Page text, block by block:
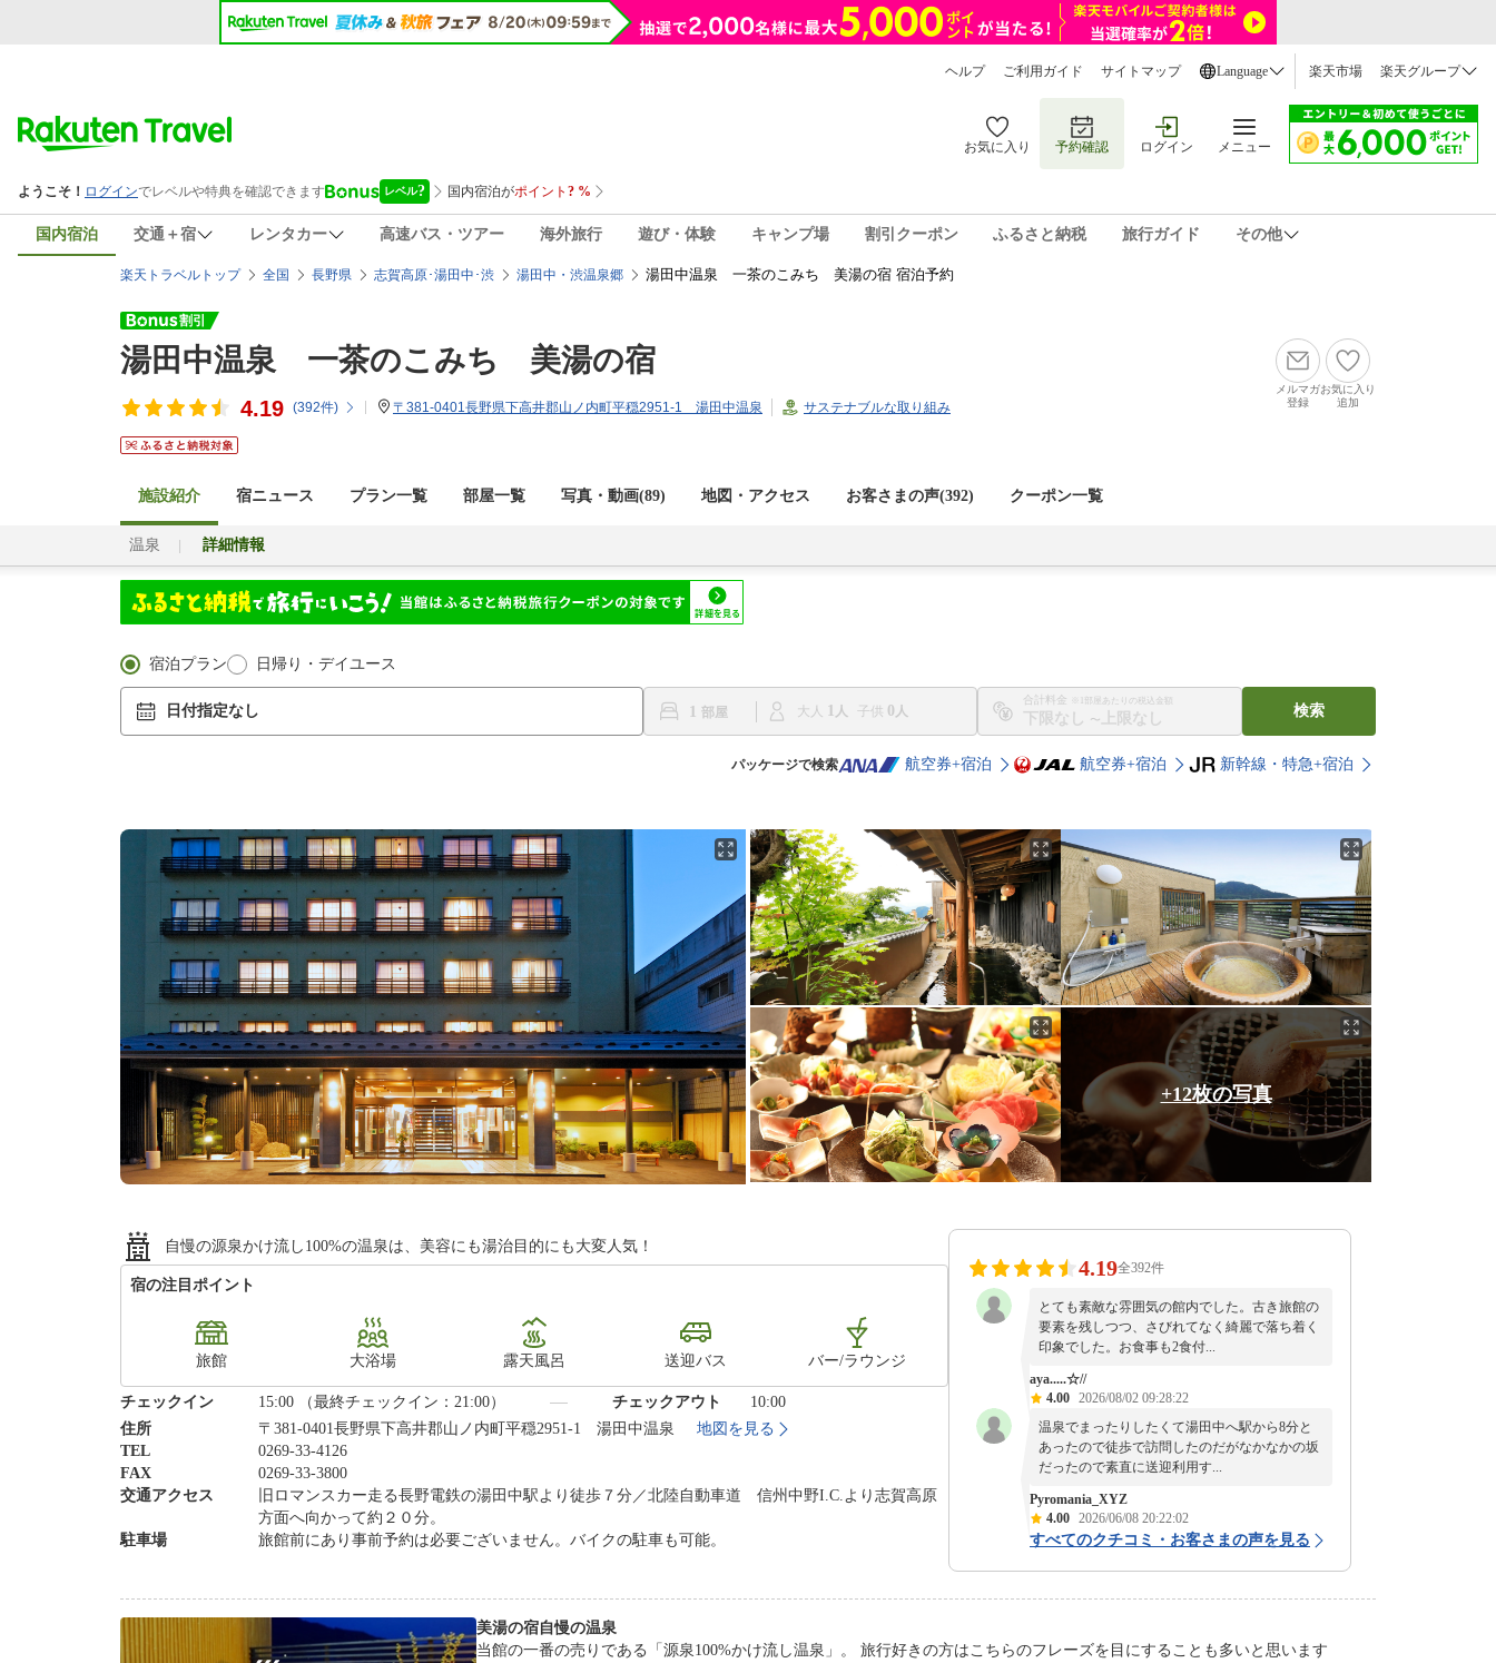
ヘルプ ご利用ガイド サイトマップ Language 楽天市場 楽天グループ
お気に入り 予約確認 ログイン メニュー
国内宿泊 交通＋宿 レンタカー 高速バス・ツアー 海外旅行 遊び・体験 キャンプ場 割引クーポン ふるさと納税 旅行ガイド その他
楽天トラベルトップ 全国 長野県 志賀高原･湯田中･渋 湯田中・渋温泉郷 湯田中温泉 一茶のこみち 美湯の宿 宿泊予約
湯田中温泉 一茶のこみち 美湯の宿
4.19 (392件) 〒381-0401長野県下高井郡山ノ内町平穏2951-1 湯田中温泉 サステナブルな取り組み
メルマガ
登録
お気に入り
追加
施設紹介 宿ニュース プラン一覧 部屋一覧 写真・動画(89) 地図・アクセス お客さまの声(392) クーポン一覧
温泉 詳細情報
宿泊プラン 日帰り・デイユース
日付指定なし 1 大人 1 子供 0
合計料金 ※1部屋あたりの税込金額
〜
検索
パッケージで検索 航空券+宿泊 航空券+宿泊 新幹線・特急+宿泊
+12枚の写真
自慢の源泉かけ流し100%の温泉は、美容にも湯治目的にも大変人気！
宿の注目ポイント
旅館 大浴場 露天風呂 送迎バス バー/ラウンジ
チェックイン 15:00 （最終チェックイン：21:00） チェックアウト
10:00
住所
〒381-0401長野県下高井郡山ノ内町平穏2951-1 湯田中温泉
地図を見る
TEL
0269-33-4126
FAX
0269-33-3800
交通アクセス
旧ロマンスカー走る長野電鉄の湯田中駅より徒歩７分／北陸自動車道 信州中野I.C.より志賀高原
方面へ向かって約２０分。
駐車場
旅館前にあり事前予約は必要ございません。バイクの駐車も可能。
4.19全392件
とても素敵な雰囲気の館内でした。古き旅館の
要素を残しつつ、さびれてなく綺麗で落ち着く
印象でした。お食事も2食付...
aya.....☆//
4.00 2026/08/02 09:28:22
温泉でまったりしたくて湯田中へ駅から8分と
あったので徒歩で訪問したのだがなかなかの坂
だったので素直に送迎利用す...
Pyromania_XYZ
4.00 2026/06/08 20:22:02
すべてのクチコミ・お客さまの声を見る
美湯の宿自慢の温泉
当館の一番の売りである「源泉100%かけ流し温泉」。 旅行好きの方はこちらのフレーズを目にすることも多いと思います